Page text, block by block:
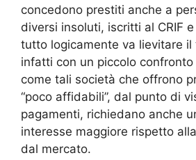
concedono prestiti anche a
diversi insoluti, iscritti al CRIF
tutto logicamente va lievitare il
infatti con un piccolo
come tali società che offrono
“poco affidabili”, dal punto di
pagamenti, richiedano anche
interesse maggiore rispetto
dal mercato.